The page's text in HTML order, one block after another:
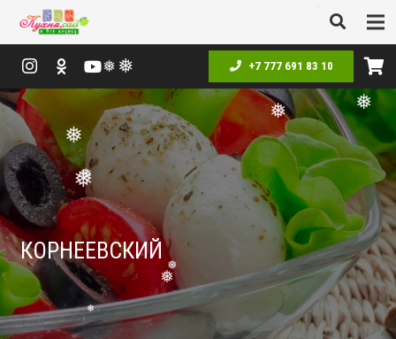
❅
❅
❅❅
❅
❅
❅
❅
❅
+7 777 691 83 10
КОРНЕЕВСКИЙ